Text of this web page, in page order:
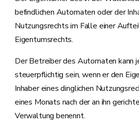
befindlichen Automaten oder der
Nutzungsrechts im Falle einer
Eigentumsrechts.
Der Betreiber des Automaten kann
steuerpflichtig sein, wenn er den
Inhaber eines dinglichen
eines Monats nach der an ihn
Verwaltung benennt.